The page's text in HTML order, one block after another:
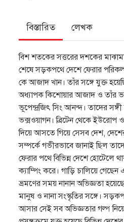
বিস্তারিত লেখক
বিশ শতকের সত্তরের দশকের
শেষে সড়কপথে দেশে ফেরার
কে আজাদ খান। তাঁর সঙ্গে যুক্ত
অধ্যাপক কিশােয়ার আজাদ ও তাঁর
ভূপেন্দ্রজিৎ সিং আনন্দ। তাদের
ভক্সওয়াগন। ব্রিটেন থেকে ইউরােপ
দিয়ে আসতে গিয়ে সেসব দেশ,
সম্পর্কে গভীরভাবে জানাই ছিল
ফেরার পথে বিভিন্ন দেশে হােটেলে
ক্যাম্পিং করে। গাড়ি চালিয়ে
ভ্রমণের সময় নানান অভিজ্ঞতা
মানুষ ও নানা সংস্কৃতির সঙ্গে।
আসার সেই সব অভিজ্ঞতার গল্প